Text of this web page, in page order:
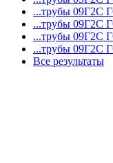
...трубы 09Г2С
...трубы 09Г2С
...трубы 09Г2С
...трубы 09Г2С
Все результаты